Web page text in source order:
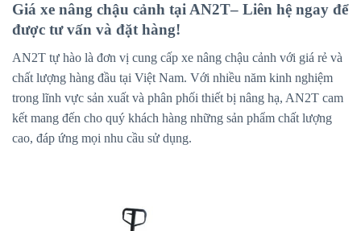
Giá xe nâng chậu cảnh tại AN2T– Liên hệ ngay để
được tư vấn và đặt hàng!
AN2T tự hào là đơn vị cung cấp xe nâng chậu cảnh với giá rẻ và
chất lượng hàng đầu tại Việt Nam. Với nhiều năm kinh nghiệm
trong lĩnh vực sản xuất và phân phối thiết bị nâng hạ, AN2T cam
kết mang đến cho quý khách hàng những sản phẩm chất lượng
cao, đáp ứng mọi nhu cầu sử dụng.